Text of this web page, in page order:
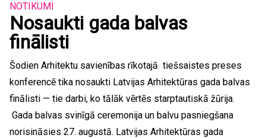
NOTIKUMI
Nosaukti gada balvas
finālisti
Šodien Arhitektu savienības rīkotajā tiešsaistes preses
konferencē tika nosaukti Latvijas Arhitektūras gada balvas
finālisti — tie darbi, ko tālāk vērtēs starptautiskā žūrija.
Gada balvas svinīgā ceremonija un balvu pasniegšana
norisināsies 27. augustā. Latvijas Arhitektūras gada